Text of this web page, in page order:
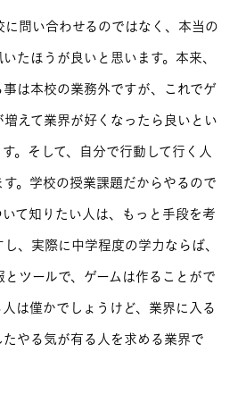
に問い合わせるのではなく、本当の
たほうが良いと思います。本来、
事は本校の業務外ですが、これでゲ
えて業界が好くなったら良いとい
。そして、自分で行動して行く人
す。学校の授業課題だからやるので
て知りたい人は、もっと手段を考
、実際に中学程度の学力ならば、
ツールで、ゲームは作ることがで
は僅かでしょうけど、業界に入る
たやる気が有る人を求める業界で